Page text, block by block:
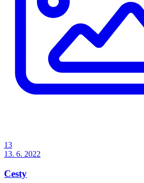
13
13. 6. 2022
Cesty